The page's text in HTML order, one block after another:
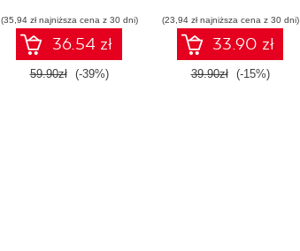
(35,94 zł najniższa cena z 30 dni)
36.54 zł
59.90zł (-39%)
(23,94 zł najniższa cena z 30 dni)
33.90 zł
39.90zł (-15%)